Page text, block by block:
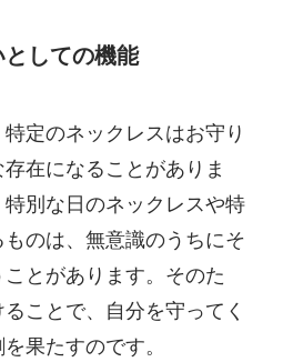
しての機能
定のネックレスはお守り
在になることがありま
別な日のネックレスや特
のは、無意識のうちにそ
とがあります。そのた
ことで、自分を守ってく
果たすのです。